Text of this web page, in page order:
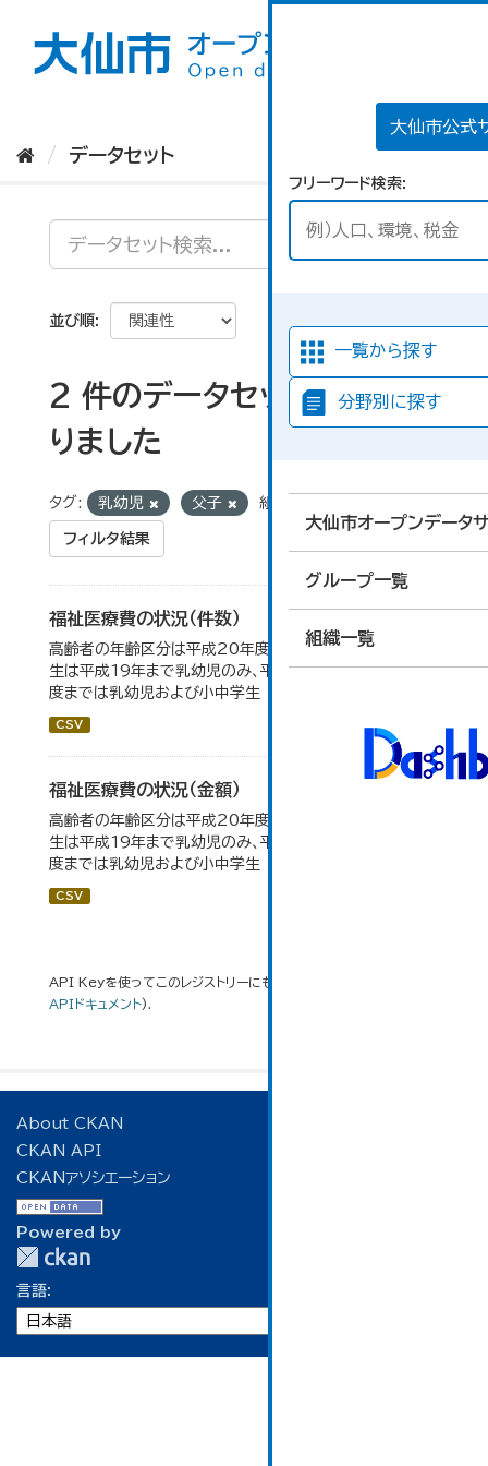
大仙市公式
フリーワード検索
一覧から探す
分野別に探す
大仙市オープンデータ
グループ一覧
組織一覧
データセット
並び順
2 件のデータセットが見つか
りました
タグ: 乳幼児 父子 組織:
フィルタ結果
福祉医療費の状況（件数）
高齢者の年齢区分は平成20年度から変更 乳幼児・小中高
生は平成19年まで乳幼児のみ、平成20年度から令和元年
度までは乳幼児および小中学生
CSV
福祉医療費の状況（金額）
高齢者の年齢区分は平成20年度から変更 乳幼児・小中高
生は平成19年まで乳幼児のみ、平成20年度から令和元年
度までは乳幼児および小中学生
CSV
API Keyを使ってこのレジストリーにもアクセス可能です
APIドキュメント).
About CKAN
CKAN API
CKANアソシエーション
Powered by
言語